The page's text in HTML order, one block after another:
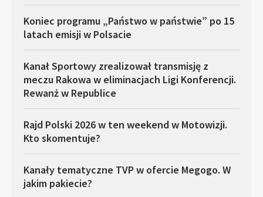
Koniec programu „Państwo w państwie” po 15
latach emisji w Polsacie
Kanał Sportowy zrealizował transmisję z
meczu Rakowa w eliminacjach Ligi Konferencji.
Rewanż w Republice
Rajd Polski 2026 w ten weekend w Motowizji.
Kto skomentuje?
Kanały tematyczne TVP w ofercie Megogo. W
jakim pakiecie?